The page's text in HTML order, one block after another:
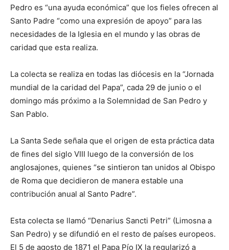
Pedro es “una ayuda económica” que los fieles ofrecen al
Santo Padre “como una expresión de apoyo” para las
necesidades de la Iglesia en el mundo y las obras de
caridad que esta realiza.
La colecta se realiza en todas las diócesis en la “Jornada
mundial de la caridad del Papa”, cada 29 de junio o el
domingo más próximo a la Solemnidad de San Pedro y
San Pablo.
La Santa Sede señala que el origen de esta práctica data
de fines del siglo VIII luego de la conversión de los
anglosajones, quienes “se sintieron tan unidos al Obispo
de Roma que decidieron de manera estable una
contribución anual al Santo Padre”.
Esta colecta se llamó “Denarius Sancti Petri” (Limosna a
San Pedro) y se difundió en el resto de países europeos.
El 5 de agosto de 1871 el Papa Pío IX la regularizó a